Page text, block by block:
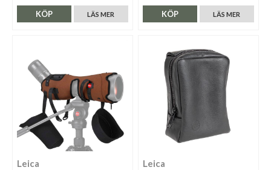
LÄS MER
KÖP LÄS MER
KÖP
Leica Leica